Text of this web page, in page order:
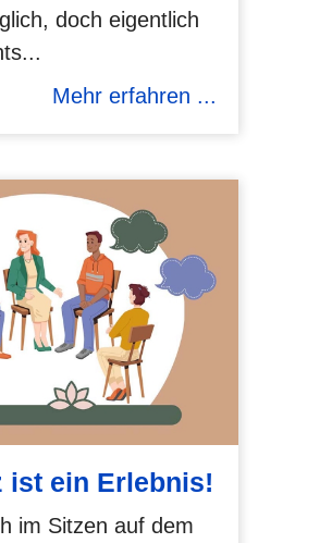
doch eigentlich
Mehr erfahren ...
ist ein Erlebnis!
im Sitzen auf dem